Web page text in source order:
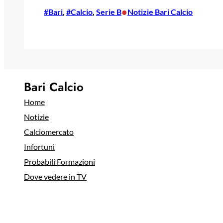
#Bari, #Calcio, Serie B•Notizie Bari Calcio
Bari Calcio
Home
Notizie
Calciomercato
Infortuni
Probabili Formazioni
Dove vedere in TV